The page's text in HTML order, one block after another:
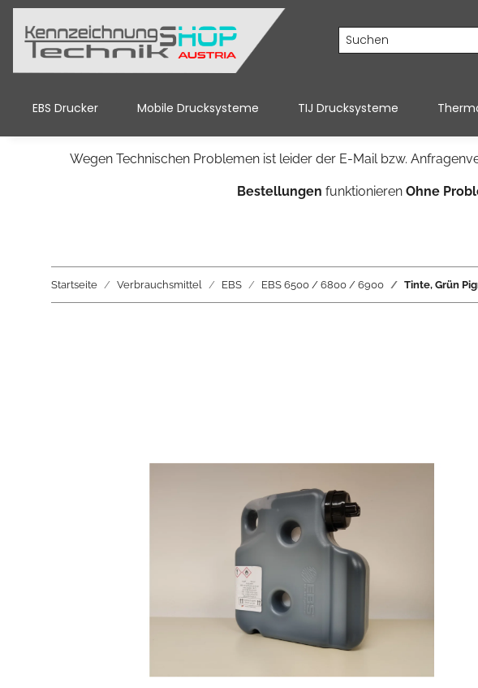
EBS Drucker Mobile Drucksysteme TIJ Drucksysteme
Wegen Technischen Problemen ist leider der E-Mail bzw.
Bestellungen funktionieren Ohne
Startseite Verbrauchsmittel EBS EBS 6500 / 6800 / 6900 Tinte, Grün